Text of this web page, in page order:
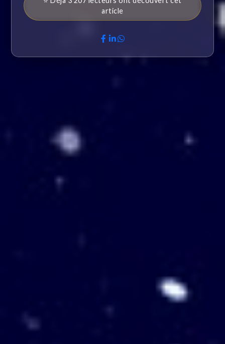
article